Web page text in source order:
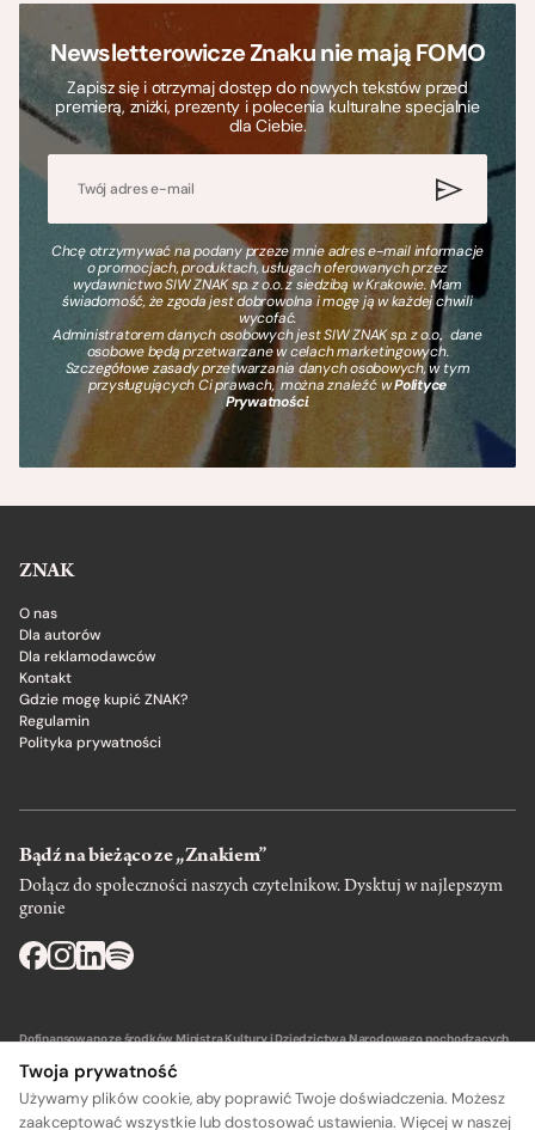
Newsletterowicze Znaku nie mają FOMO
Zapisz się i otrzymaj dostęp do nowych tekstów przed
premierą, zniżki, prezenty i polecenia kulturalne specjalnie
dla Ciebie.
Chcę otrzymywać na podany przeze mnie adres e-mail informacje
o promocjach, produktach, usługach oferowanych przez
wydawnictwo SIW ZNAK sp. z o.o. z siedzibą w Krakowie. Mam
świadomość, że zgoda jest dobrowolna i mogę ją w każdej chwili
wycofać.
Administratorem danych osobowych jest SIW ZNAK sp. z o.o., dane
osobowe będą przetwarzane w celach marketingowych.
Szczegółowe zasady przetwarzania danych osobowych, w tym
przysługujących Ci prawach, można znaleźć wPolityce
Prywatności.
ZNAK
O nas
Dla autorów
Dla reklamodawców
Kontakt
Gdzie mogę kupić ZNAK?
Regulamin
Polityka prywatności
Bądź na bieżąco ze „Znakiem”
Dołącz do społeczności naszych czytelnikow. Dysktuj w najlepszym
gronie
Dofinansowano ze środków Ministra Kultury i Dziedzictwa Narodowego pochodzących
Twoja prywatność
Używamy plików cookie, aby poprawić Twoje doświadczenia. Możesz
zaakceptować wszystkie lub dostosować ustawienia. Więcej w naszej